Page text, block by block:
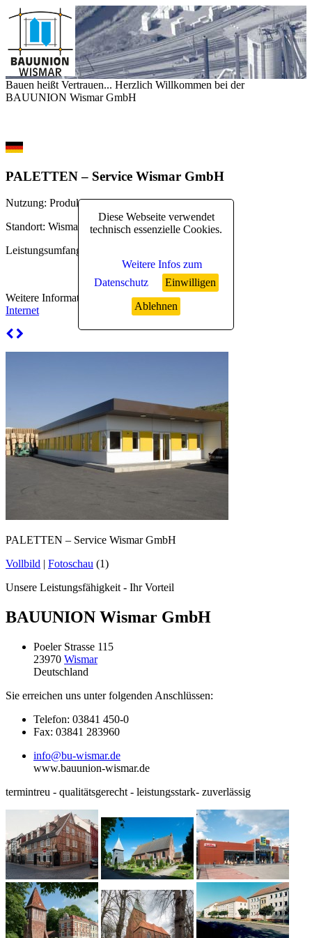
Diese Webseite verwendet
technisch essenzielle Cookies.
Weitere Infos zum
Datenschutz
Einwilligen
Ablehnen
Bauen heißt Vertrauen... Herzlich Willkommen bei der
BAUUNION Wismar GmbH
PALETTEN – Service Wismar GmbH
Nutzung: Produktion
Standort: Wismar
Leistungsumfang
Weitere Informationen
Internet
PALETTEN – Service Wismar GmbH
Vollbild | Fotoschau (1)
Unsere Leistungsfähigkeit - Ihr Vorteil
BAUUNION Wismar GmbH
Poeler Strasse 115
23970 Wismar
Deutschland
Sie erreichen uns unter folgenden Anschlüssen:
Telefon: 03841 450-0
Fax: 03841 283960
info@bu-wismar.de
www.bauunion-wismar.de
termintreu - qualitätsgerecht - leistungsstark- zuverlässig